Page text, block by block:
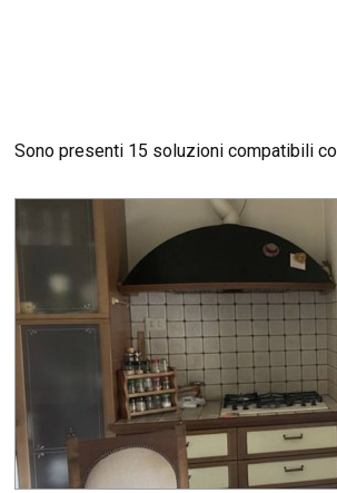
Sono presenti 15 soluzioni compatibili